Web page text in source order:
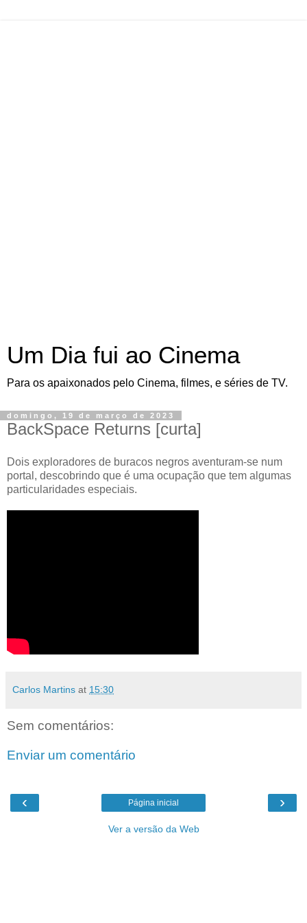
Um Dia fui ao Cinema
Para os apaixonados pelo Cinema, filmes, e séries de TV.
domingo, 19 de março de 2023
BackSpace Returns [curta]
Dois exploradores de buracos negros aventuram-se num
portal, descobrindo que é uma ocupação que tem algumas
particularidades especiais.
Carlos Martins at 15:30
Sem comentários:
Enviar um comentário
‹ ›
Página inicial
Ver a versão da Web